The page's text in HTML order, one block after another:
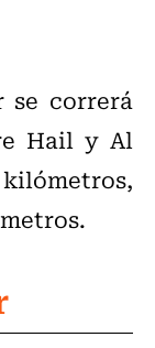
se correrá
Hail y Al